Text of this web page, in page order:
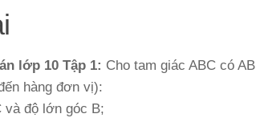
lớp 10 Tập 1: Cho tam giác ABC có
hàng đơn vị):
và độ lớn góc B;